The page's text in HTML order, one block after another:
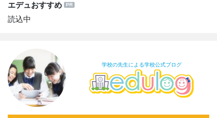
エデュおすすめ
読込中
学校の先生による学校公式ブログ